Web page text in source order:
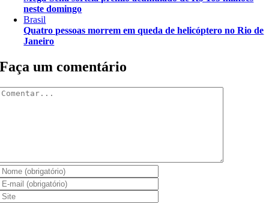
neste domingo
Brasil
Quatro pessoas morrem em queda de helicóptero no Rio de
Janeiro
Faça um comentário